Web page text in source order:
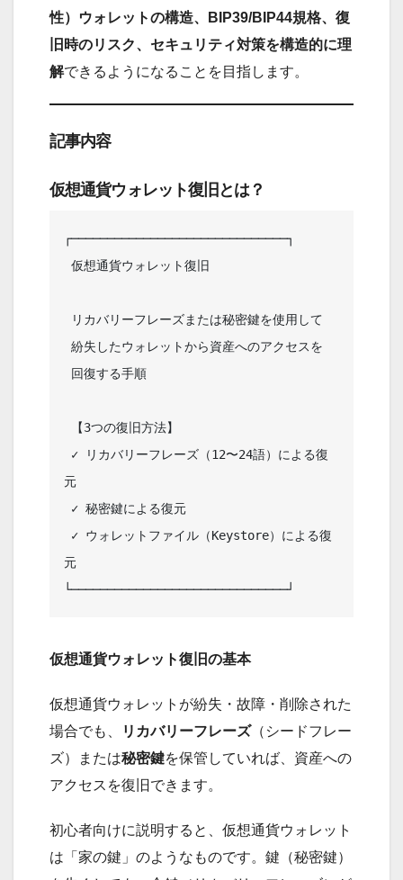
性）ウォレットの構造、BIP39/BIP44規格、復
旧時のリスク、セキュリティ対策を構造的に理
解できるようになることを目指します。
記事内容
仮想通貨ウォレット復旧とは？
┌──────────────────────────────┐
元
元
仮想通貨ウォレット復旧の基本
仮想通貨ウォレットが紛失・故障・削除された
場合でも、
リカバリーフレーズ（シードフレー
ズ）または秘密鍵を保管していれば、資産への
アクセスを復旧できます。
初心者向けに説明すると、仮想通貨ウォレット
は「家の鍵」のようなものです。鍵（秘密鍵）